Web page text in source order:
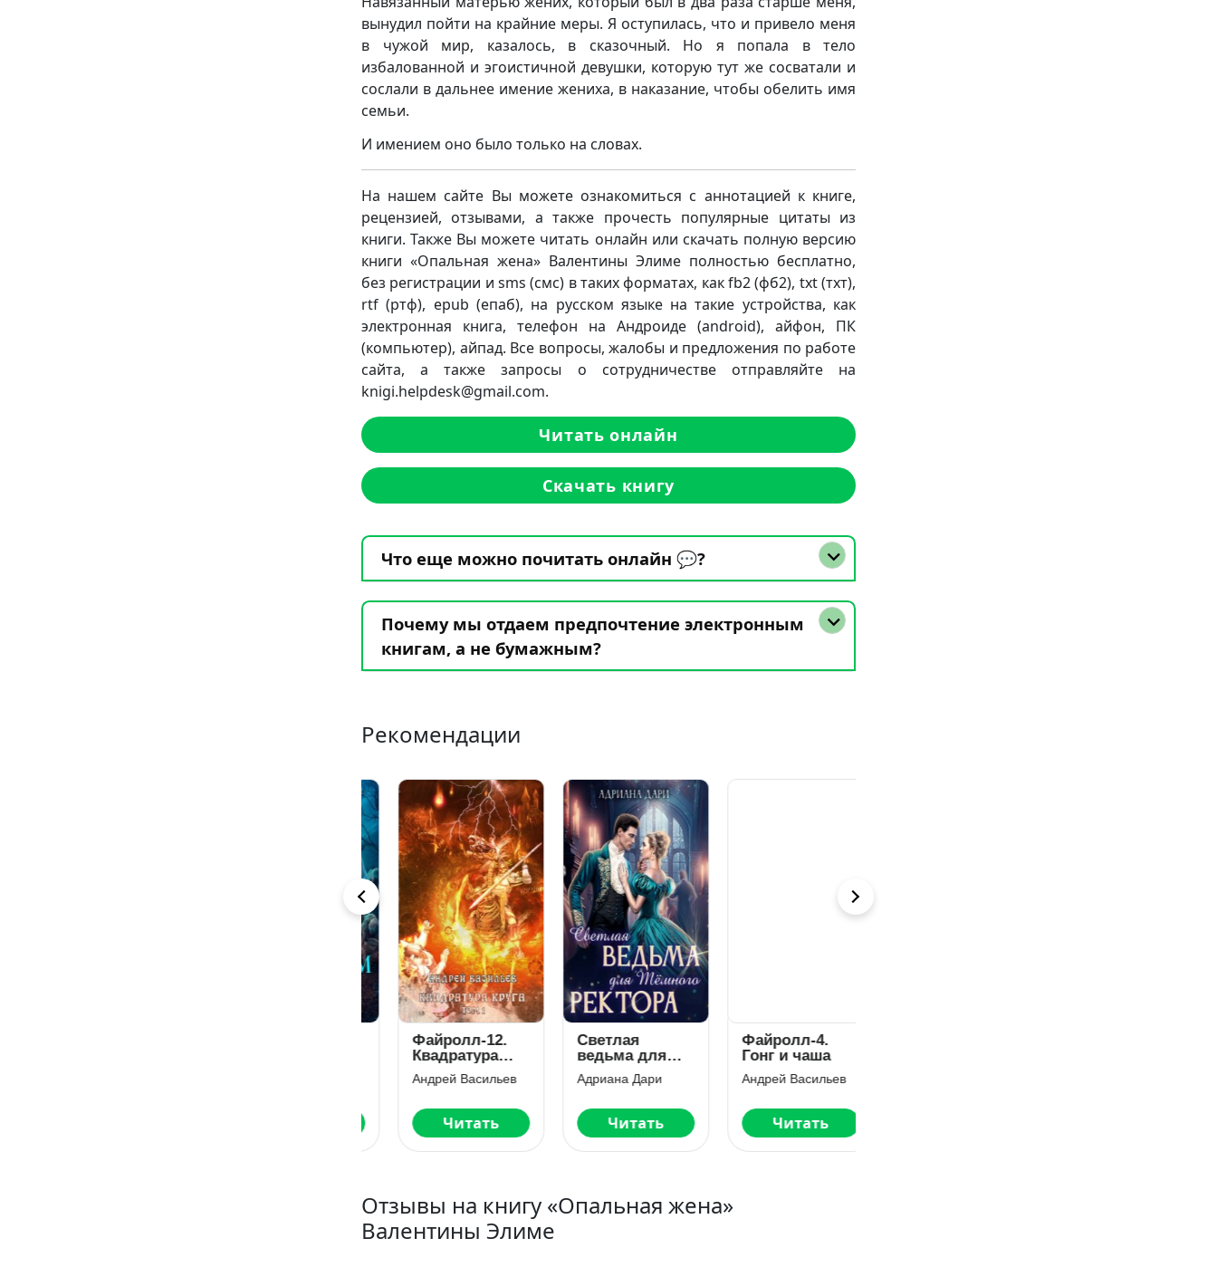
вынудил пойти на крайние меры. Я оступилась, что и привело меня
в чужой мир, казалось, в сказочный. Но я попала в тело
избалованной и эгоистичной девушки, которую тут же сосватали и
сослали в дальнее имение жениха, в наказание, чтобы обелить имя
семьи.
И имением оно было только на словах.
На нашем сайте Вы можете ознакомиться с аннотацией к книге,
рецензией, отзывами, а также прочесть популярные цитаты из
книги. Также Вы можете читать онлайн или скачать полную версию
книги «Опальная жена» Валентины Элиме полностью бесплатно,
без регистрации и sms (смс) в таких форматах, как fb2 (фб2), txt (тхт),
rtf (ртф), epub (епаб), на русском языке на такие устройства, как
электронная книга, телефон на Андроиде (android), айфон, ПК
(компьютер), айпад. Все вопросы, жалобы и предложения по работе
сайта, а также запросы о сотрудничестве отправляйте на
knigi.helpdesk@gmail.com.
Читать онлайн
Скачать книгу
Что еще можно почитать онлайн 💬?
Почему мы отдаем предпочтение электронным
книгам, а не бумажным?
Рекомендации
Файролл-12.
Квадратура
круга. Том 1
Андрей Васильев
Читать
Светлая
ведьма для
Темного
ректора
Адриана Дари
Читать
Файролл-4.
Гонг и чаша
Андрей Васильев
Читать
Отзывы на книгу «Опальная жена»
Валентины Элиме